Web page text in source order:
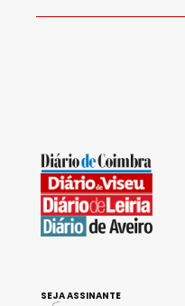
SEJA ASSINANTE